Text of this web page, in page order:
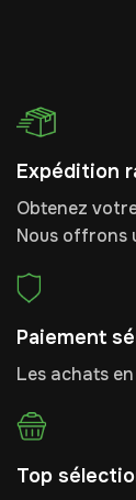
Expédition
Obtenez
Nous offrons
Paiement
Les achats
Top